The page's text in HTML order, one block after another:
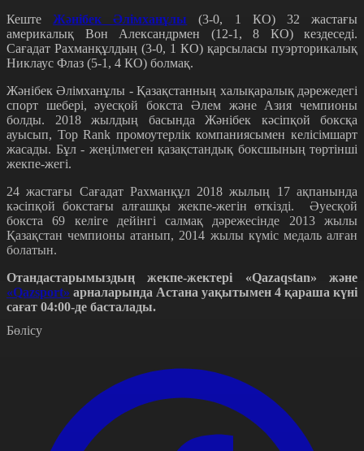
КештеЖәнібек Әлімханұлы (3-0, 1 КО) 32 жастағы
америкалық Вон Александрмен (12-1, 8 КО) кездеседі.
Сағадат Рахманқұлдың (3-0, 1 КО) қарсыласы пуэрторикалық
Никлаус Флаз (5-1, 4 КО) болмақ.
Жәнібек Әлімханұлы - Қазақстанның халықаралық дәрежедегі
спорт шебері, әуесқой бокста Әлем және Азия чемпионы
болды. 2018 жылдың басында Жәнібек кәсіпқой боксқа
ауысып, Top Rank промоутерлік компаниясымен келісімшарт
жасады. Бұл - жеңілмеген қазақстандық боксшының төртінші
жекпе-жегі.
24 жастағы Сағадат Рахманқұл 2018 жылың 17 ақпанында
кәсіпқой бокстағы алғашқы жекпе-жегін өткізді. Әуесқой
бокста 69 келіге дейінгі салмақ дәрежесінде 2013 жылы
Қазақстан чемпионы атанып, 2014 жылы күміс медаль алған
болатын.
Отандастарымыздың жекпе-жектері «Qazaqstan» және
«Qazsport» арналарында Астана уақытымен 4 қараша күні
сағат 04:00-де басталады.
Бөлісу